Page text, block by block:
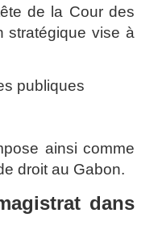
de la Cour des
stratégique vise à
publiques
ainsi comme
droit au Gabon.
dans